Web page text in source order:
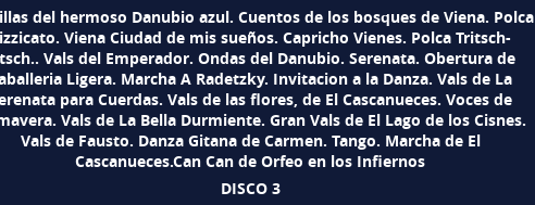
del hermoso Danubio azul. Cuentos de los bosques de Viena. Polca
Viena Ciudad de mis sueños. Capricho Vienes. Polca Tritsch-
Vals del Emperador. Ondas del Danubio. Serenata. Obertura de
Ligera. Marcha A Radetzky. Invitacion a la Danza. Vals de La
para Cuerdas. Vals de las flores, de El Cascanueces. Voces de
Vals de La Bella Durmiente. Gran Vals de El Lago de los Cisnes.
Vals de Fausto. Danza Gitana de Carmen. Tango. Marcha de El
Cascanueces.Can Can de Orfeo en los Infiernos
DISCO 3